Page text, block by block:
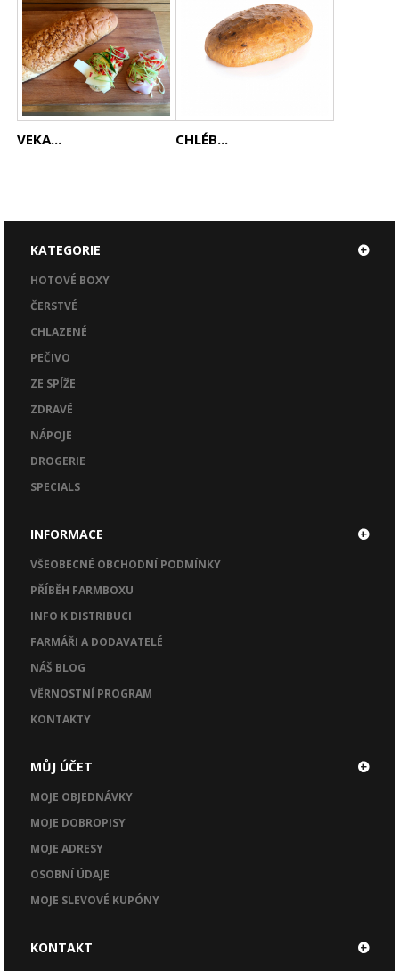
VEKA... CHLÉB...
KATEGORIE
HOTOVÉ BOXY
ČERSTVÉ
CHLAZENÉ
PEČIVO
ZE SPÍŽE
ZDRAVÉ
NÁPOJE
DROGERIE
SPECIALS
INFORMACE
VŠEOBECNÉ OBCHODNÍ PODMÍNKY
PŘÍBĚH FARMBOXU
INFO K DISTRIBUCI
FARMÁŘI A DODAVATELÉ
NÁŠ BLOG
VĚRNOSTNÍ PROGRAM
KONTAKTY
MŮJ ÚČET
MOJE OBJEDNÁVKY
MOJE DOBROPISY
MOJE ADRESY
OSOBNÍ ÚDAJE
MOJE SLEVOVÉ KUPÓNY
KONTAKT